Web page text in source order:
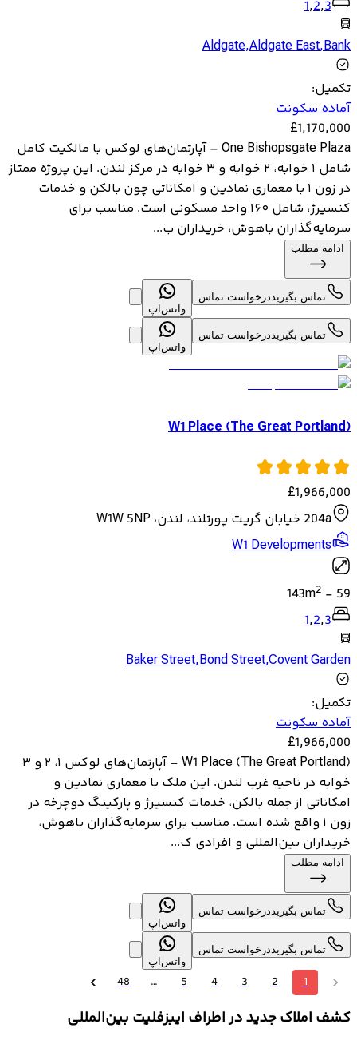
1,2,3
Aldgate,Aldgate East,Bank
تکمیل:
آماده سکونت
£1,170,000
One Bishopsgate Plaza – آپارتمان‌های لوکس با مالکیت کامل
شامل ۱ خوابه، ۲ خوابه و ۳ خوابه در مرکز لندن. این پروژه ممتاز
در زون ۱ با معماری نمادین و امکاناتی چون بالکن و خدمات
کنسیرژ، شامل ۱۶۰ واحد مسکونی است. مناسب برای
سرمایه‌گذاران باهوش، خریداران ب...
ادامه مطلب
تماس بگیرید درخواست تماس
واتس‌اپ
تماس بگیرید درخواست تماس
واتس‌اپ
W1 Place (The Great Portland)
£1,966,000
204a خیابان گریت پورتلند، لندن، W1W 5NP
W1 Developments
59
-
143m2
1,2,3
Baker Street,Bond Street,Covent Garden
تکمیل:
آماده سکونت
£1,966,000
W1 Place (The Great Portland) – آپارتمان‌های لوکس ۱، ۲ و ۳
خوابه در ناحیه غرب لندن. این ملک با معماری نمادین و
امکاناتی از جمله بالکن، خدمات کنسیرژ و پارکینگ دوچرخه در
زون ۱ واقع شده است. مناسب برای سرمایه‌گذاران باهوش،
خریداران بین‌المللی و افرادی ک...
ادامه مطلب
تماس بگیریددرخواست تماس
واتس‌اپ
تماس بگیریددرخواست تماس
واتس‌اپ
1
2
3
4
5
…
48
کشف املاک جدید در اطراف ایبزفلیت بین‌المللی